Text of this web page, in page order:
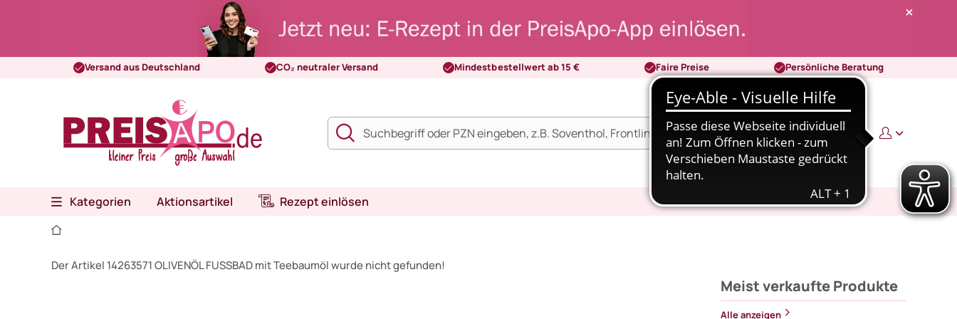
Versand aus Deutschland CO₂ neutraler Versand Mindestbestellwert ab 15 € Faire Preise Persönliche Beratung
0 0,00 €
Kategorien Aktionsartikel Rezept einlösen
Der Artikel 14263571 OLIVENÖL FUSSBAD mit Teebaumöl wurde nicht gefunden!
Meist verkaufte Produkte
Alle anzeigen